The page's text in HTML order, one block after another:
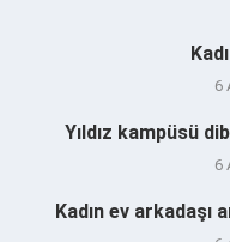
6
Yıldız kampüsü
6
Kadın ev arkadaşı